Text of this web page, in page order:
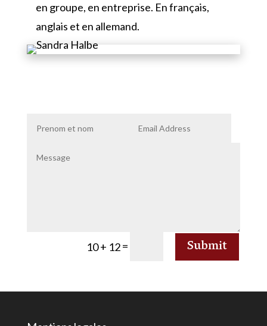
en groupe, en entreprise. En français,
anglais et en allemand.
10 + 12= Submit